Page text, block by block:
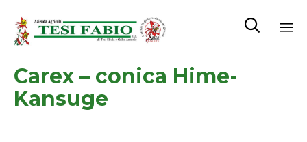

Carex – conica Hime-
Kansuge